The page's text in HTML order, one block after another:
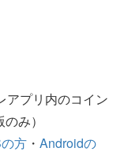
アプリ内のコイン
み）
方 ・ Androidの